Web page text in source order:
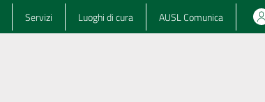
Servizi Luoghi di cura AUSL Comunica